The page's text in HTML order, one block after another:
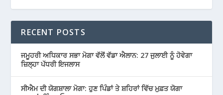
RECENT POSTS
ਜਮੂਹਰੀ ਅਧਿਕਾਰ ਸਭਾ ਮੋਗਾ ਵੱਲੋਂ ਵੱਡਾ ਐਲਾਨ: 27 ਜੁਲਾਈ ਨੂੰ ਹੋਵੇਗਾ
ਜ਼ਿਲ੍ਹਾ ਪੱਧਰੀ ਇਜਲਾਸ
ਸੀਐਮ ਦੀ ਯੋਗਸ਼ਾਲਾ ਮੋਗਾ: ਹੁਣ ਪਿੰਡਾਂ ਤੇ ਸ਼ਹਿਰਾਂ ਵਿੱਚ ਮੁਫ਼ਤ ਯੋਗਾ